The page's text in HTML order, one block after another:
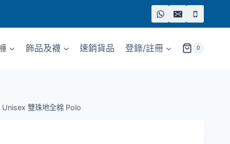
飾品及襪 速銷貨品 登錄/註冊 0
雙珠地全棉 Polo